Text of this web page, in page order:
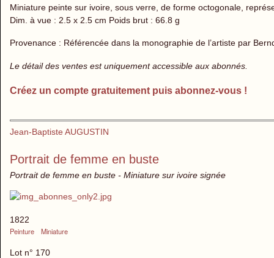
Miniature peinte sur ivoire, sous verre, de forme octogonale,
Dim. à vue : 2.5 x 2.5 cm Poids brut : 66.8 g
Provenance : Référencée dans la monographie de l’artiste par
Le détail des ventes est uniquement accessible aux abonnés.
Créez un compte gratuitement puis abonnez-vous !
Jean-Baptiste AUGUSTIN
Portrait de femme en buste
Portrait de femme en buste - Miniature sur ivoire signée
1822
Peinture
Miniature
Lot n° 170